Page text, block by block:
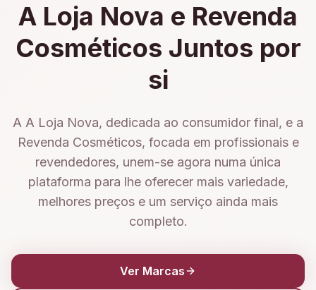
A Loja Nova e Revenda
Cosméticos Juntos por
si
A A Loja Nova, dedicada ao consumidor final, e a
Revenda Cosméticos, focada em profissionais e
revendedores, unem-se agora numa única
plataforma para lhe oferecer mais variedade,
melhores preços e um serviço ainda mais
completo.
Ver Marcas